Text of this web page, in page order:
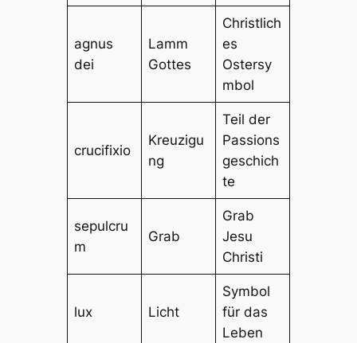
agnus
dei
Lamm
Gottes
Christlich
es
Ostersy
mbol
crucifixio
Kreuzigu
ng
Teil der
Passions
geschich
te
sepulcru
m
Grab
Grab
Jesu
Christi
lux Licht
Symbol
für das
Leben